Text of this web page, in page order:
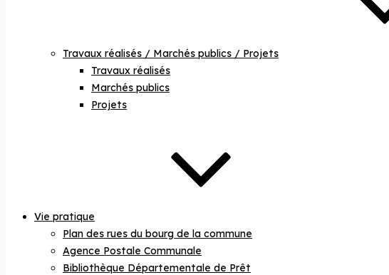
Travaux réalisés / Marchés publics / Projets
Travaux réalisés
Marchés publics
Projets
Vie pratique
Plan des rues du bourg de la commune
Agence Postale Communale
Bibliothèque Départementale de Prêt